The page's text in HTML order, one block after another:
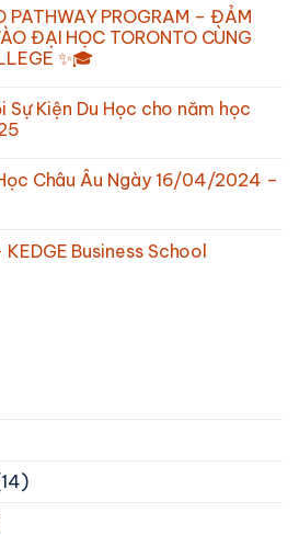
PATHWAY PROGRAM – ĐẢM
ĐẠI HỌC TORONTO CÙNG
✨🎓
Sự Kiện Du Học cho năm học
Châu Âu Ngày 16/04/2024 –
Business School